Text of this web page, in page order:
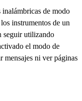
inalámbricas de modo
instrumentos de un
seguir utilizando
el modo de
mensajes ni ver páginas